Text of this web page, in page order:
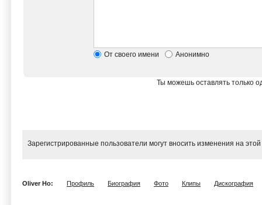
От своего имени Анонимно
Ты можешь оставлять только
Зарегистрированные пользователи могут вносить изменения на
Oliver Ho: Профиль Биография Фото Клипы Дискография